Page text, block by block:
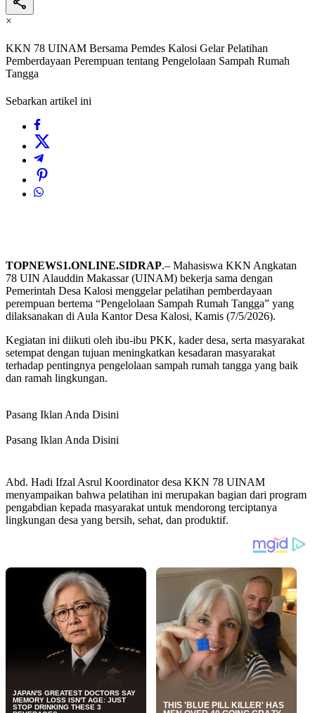
×
KKN 78 UINAM Bersama Pemdes Kalosi Gelar Pelatihan
Pemberdayaan Perempuan tentang Pengelolaan Sampah Rumah
Tangga
Sebarkan artikel ini
TOPNEWS1.ONLINE.SIDRAP.– Mahasiswa KKN Angkatan
78 UIN Alauddin Makassar (UINAM) bekerja sama dengan
Pemerintah Desa Kalosi menggelar pelatihan pemberdayaan
perempuan bertema “Pengelolaan Sampah Rumah Tangga” yang
dilaksanakan di Aula Kantor Desa Kalosi, Kamis (7/5/2026).
Kegiatan ini diikuti oleh ibu-ibu PKK, kader desa, serta masyarakat
setempat dengan tujuan meningkatkan kesadaran masyarakat
terhadap pentingnya pengelolaan sampah rumah tangga yang baik
dan ramah lingkungan.
Pasang Iklan Anda Disini
Pasang Iklan Anda Disini
Abd. Hadi Ifzal Asrul Koordinator desa KKN 78 UINAM
menyampaikan bahwa pelatihan ini merupakan bagian dari program
pengabdian kepada masyarakat untuk mendorong terciptanya
lingkungan desa yang bersih, sehat, dan produktif.